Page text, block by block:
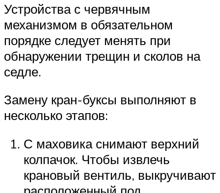
Устройства с червячным
механизмом в обязательном
порядке следует менять при
обнаружении трещин и сколов на
седле.
Замену кран-буксы выполняют в
несколько этапов:
С маховика снимают верхний
колпачок. Чтобы извлечь
крановый вентиль, выкручивают